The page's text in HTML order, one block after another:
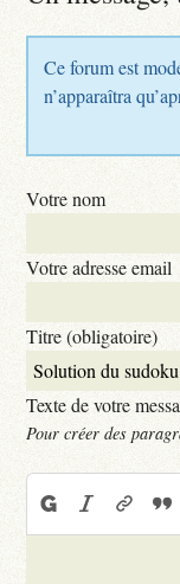
Ce forum est
n’apparaîtra
Votre nom
Votre adresse email
Titre (obligatoire)
Texte de votre
Pour créer des